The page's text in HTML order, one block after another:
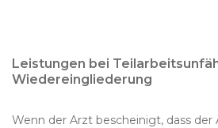
Leistungen bei
Wiedereingliederung
Wenn der Arzt bescheinigt, dass